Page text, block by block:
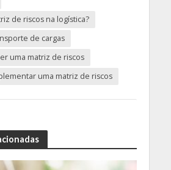
de riscos na logística?
de cargas
uma matriz de riscos
uma matriz de riscos